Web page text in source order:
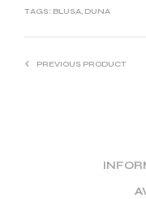
TAGS: BLUSA, DUNA
PREVIOUS PRODUCT